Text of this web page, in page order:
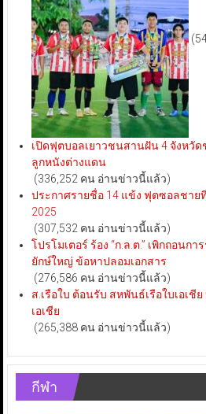
เปิดฟุตบอลเยาวชนสานฝัน 4 จังหวัด
ลูกหนังต่างแดน
(336,252 คน อ่านข่าวนี้แล้ว)
ประกาศรายชื่อ 14 แข้ง ฟุตซอลชาย
2025
(307,532 คน อ่านข่าวนี้แล้ว)
โปรโมเตอร์ ร้อง “ก.ล.ต.” เพิกถอนก
ยักษ์ใหญ่ ข้อหาปลอมเอกสาร
(276,586 คน อ่านข่าวนี้แล้ว)
ส.เรือใบ ต้อนรับ สหพันธ์เรือใบเอเชี
เอเชีย
(265,388 คน อ่านข่าวนี้แล้ว)
กีฬา